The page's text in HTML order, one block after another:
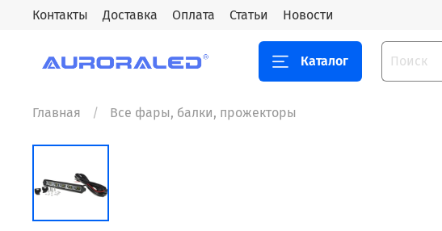
Контакты Доставка Оплата Статьи Новости
Каталог
Главная Все фары, балки, прожекторы